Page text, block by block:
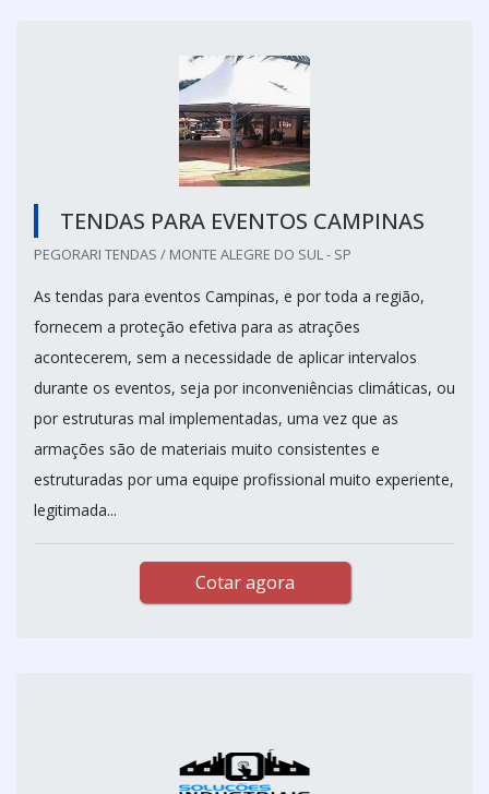
TENDAS PARA EVENTOS CAMPINAS
PEGORARI TENDAS / MONTE ALEGRE DO SUL - SP
As tendas para eventos Campinas, e por toda a região,
fornecem a proteção efetiva para as atrações
acontecerem, sem a necessidade de aplicar intervalos
durante os eventos, seja por inconveniências climáticas, ou
por estruturas mal implementadas, uma vez que as
armações são de materiais muito consistentes e
estruturadas por uma equipe profissional muito experiente,
legitimada...
Cotar agora